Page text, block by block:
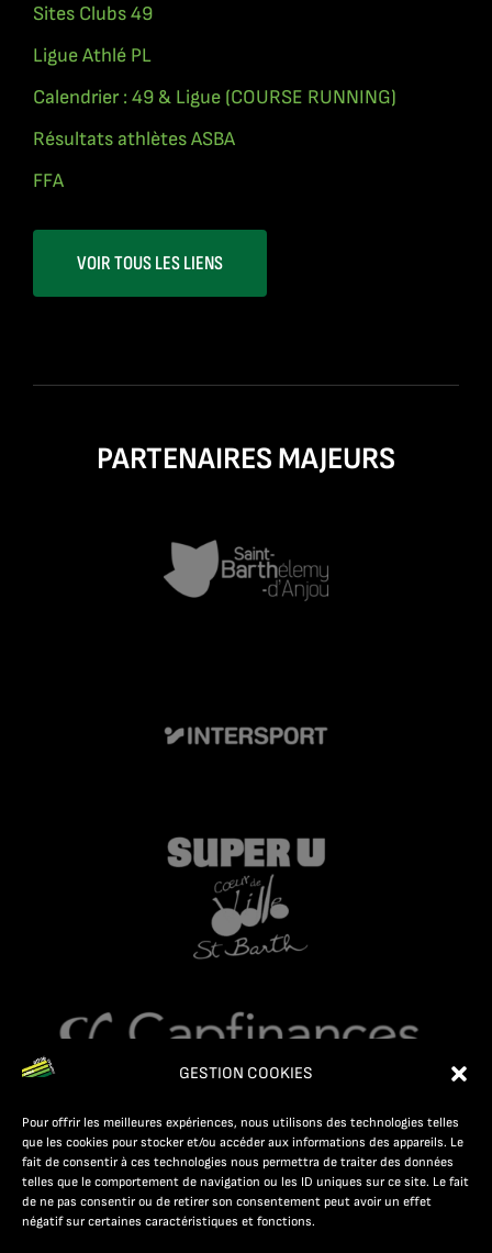
GESTION COOKIES
Pour offrir les meilleures expériences, nous utilisons des technologies telles
que les cookies pour stocker et/ou accéder aux informations des appareils. Le
fait de consentir à ces technologies nous permettra de traiter des données
telles que le comportement de navigation ou les ID uniques sur ce site. Le fait
de ne pas consentir ou de retirer son consentement peut avoir un effet
négatif sur certaines caractéristiques et fonctions.
Sites Clubs 49
Ligue Athlé PL
Calendrier : 49 & Ligue (COURSE RUNNING)
Résultats athlètes ASBA
FFA
VOIR TOUS LES LIENS
PARTENAIRES MAJEURS